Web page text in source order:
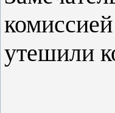
утешили